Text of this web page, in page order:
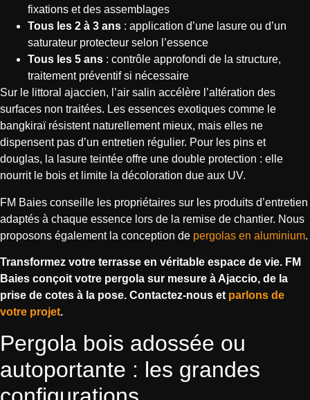
fixations et des assemblages
Tous les 2 à 3 ans : application d’une lasure ou d’un
saturateur protecteur selon l’essence
Tous les 5 ans : contrôle approfondi de la structure,
traitement préventif si nécessaire
Sur le littoral ajaccien, l’air salin accélère l’altération des
surfaces non traitées. Les essences exotiques comme le
bangkiraï résistent naturellement mieux, mais elles ne
dispensent pas d’un entretien régulier. Pour les pins et
douglas, la lasure teintée offre une double protection : elle
nourrit le bois et limite la décoloration due aux UV.
FM Baies conseille les propriétaires sur les produits d’entretien
adaptés à chaque essence lors de la remise de chantier. Nous
proposons également la conception de pergolas en aluminium.
Transformez votre terrasse en véritable espace de vie. FM
Baies conçoit votre pergola sur mesure à Ajaccio, de la
prise de cotes à la pose. Contactez-nous et parlons de
votre projet.
Pergola bois adossée ou
autoportante : les grandes